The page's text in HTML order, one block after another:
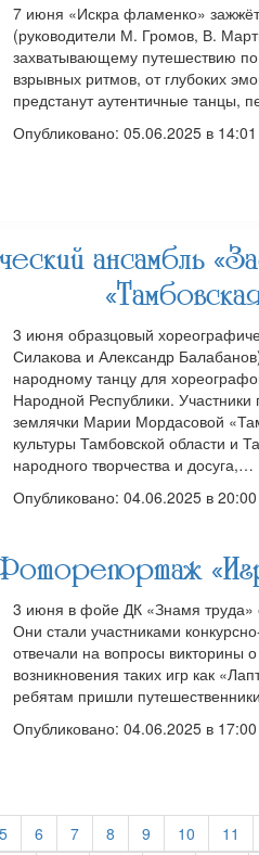
7 июня «Искра фламенко»
(руководители М. Громов, В.
захватывающему путешествию
взрывных ритмов, от глубоких
предстанут аутентичные танцы,
Опубликовано: 05.06.2025 в 14:01
ансамбль
3 июня образцовый
Силакова и Александр
народному танцу для
Народной Республики.
землячки Марии Мордасовой
культуры Тамбовской области и
народного творчества и досуга,…
Опубликовано: 04.06.2025 в 20:00
3 июня в фойе ДК «Знамя
Они стали участниками
отвечали на вопросы викторины
возникновения таких игр как
ребятам пришли
Опубликовано: 04.06.2025 в 17:00
5 6 7 8 9 10 11